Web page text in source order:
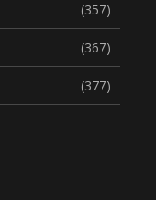
(357)
(367)
(377)